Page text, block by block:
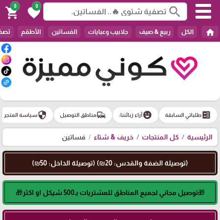
search
0
favorite
0
shopping_cart
home الكل ربيع & صيف جلابيب وعبايات الفساتين الأطقم
ballotطلباتي السابقة emoji_emotionsآراء زبائننا: commuteمناطق التوصيل securityسياسة المتجر
الرئيسية كل المنتجات خريف & شتاء فساتين
(توصيلة الضفة والقدس: 20₪) (توصيلة الداخل: 50₪)
🎁توصيل مجاني لجميع المناطق للمشتريات بـ500 شيكل او اكثر🎁